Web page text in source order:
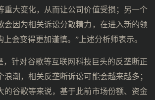
重大变化，从而让公司价值受损；另一个
会因为相关诉讼分散精力，在进入新的领
会变得更加谨慎。”上述分析师表示。
，针对谷歌等互联网科技巨头的反垄断正
浪潮，相关反垄断诉讼可能会越来越多；
的谷歌等来说，基于此前市场份额、资金